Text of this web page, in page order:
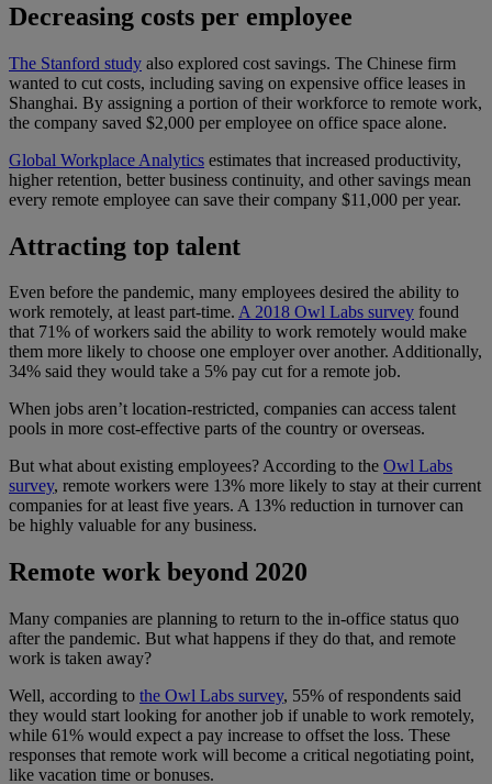
Decreasing costs per employee
The Stanford study also explored cost savings. The Chinese firm
wanted to cut costs, including saving on expensive office leases in
Shanghai. By assigning a portion of their workforce to remote work,
the company saved $2,000 per employee on office space alone.
Global Workplace Analytics estimates that increased productivity,
higher retention, better business continuity, and other savings mean
every remote employee can save their company $11,000 per year.
Attracting top talent
Even before the pandemic, many employees desired the ability to
work remotely, at least part-time. A 2018 Owl Labs survey found
that 71% of workers said the ability to work remotely would make
them more likely to choose one employer over another. Additionally,
34% said they would take a 5% pay cut for a remote job.
When jobs aren’t location-restricted, companies can access talent
pools in more cost-effective parts of the country or overseas.
But what about existing employees? According to the Owl Labs
survey, remote workers were 13% more likely to stay at their current
companies for at least five years. A 13% reduction in turnover can
be highly valuable for any business.
Remote work beyond 2020
Many companies are planning to return to the in-office status quo
after the pandemic. But what happens if they do that, and remote
work is taken away?
Well, according to the Owl Labs survey, 55% of respondents said
they would start looking for another job if unable to work remotely,
while 61% would expect a pay increase to offset the loss. These
responses that remote work will become a critical negotiating point,
like vacation time or bonuses.